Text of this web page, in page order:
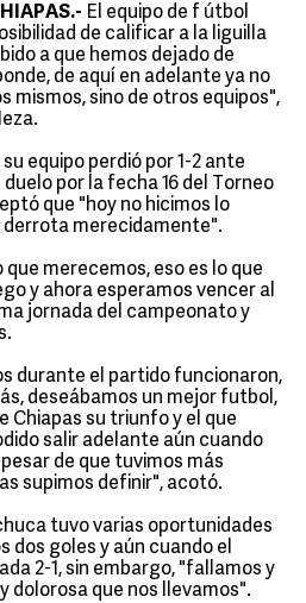
El equipo de f útbol
de calificar a la liguilla
a que hemos dejado de
de aquí en adelante ya no
mismos, sino de otros equipos",
equipo perdió por 1-2 ante
por la fecha 16 del Torneo
que "hoy no hicimos lo
derrota merecidamente".
merecemos, eso es lo que
y ahora esperamos vencer al
jornada del campeonato y
durante el partido funcionaron,
deseábamos un mejor futbol,
Chiapas su triunfo y el que
salir adelante aún cuando
de que tuvimos más
supimos definir", acotó.
tuvo varias oportunidades
dos goles y aún cuando el
2-1, sin embargo, "fallamos y
dolorosa que nos llevamos".